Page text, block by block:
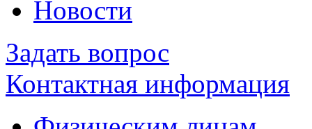
Новости
Задать вопрос
Контактная информация